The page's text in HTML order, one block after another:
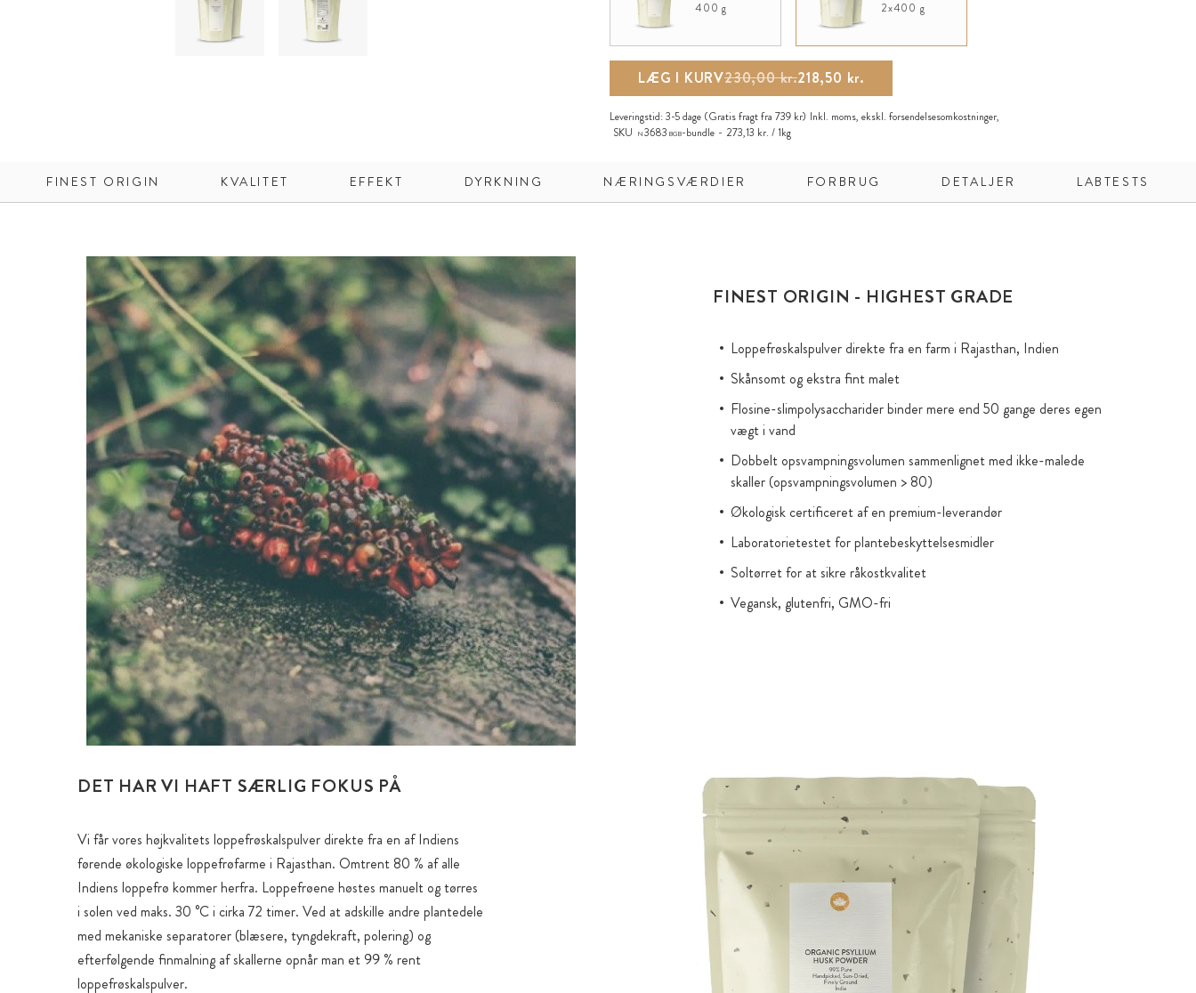
400 g 2x400 g
LÆG I KURV 218,50 kr.
230,00 kr.
Leveringstid: 3-5 dage (Gratis fragt fra 739 kr) Inkl. moms, ekskl. forsendelsesomkostninger,
SKU
N3683 BGB-bundle 273,13 kr. / 1kg
FINEST ORIGIN KVALITET EFFEKT DYRKNING NÆRINGSVÆRDIER FORBRUG DETALJER LABTESTS
FINEST ORIGIN - HIGHEST GRADE
Loppefrøskalspulver direkte fra en farm i Rajasthan, Indien
Skånsomt og ekstra fint malet
Flosine-slimpolysaccharider binder mere end 50 gange deres egen
vægt i vand
Dobbelt opsvampningsvolumen sammenlignet med ikke-malede
skaller (opsvampningsvolumen > 80)
Økologisk certificeret af en premium-leverandør
Laboratorietestet for plantebeskyttelsesmidler
Soltørret for at sikre råkostkvalitet
Vegansk, glutenfri, GMO-fri
DET HAR VI HAFT SÆRLIG FOKUS PÅ
Vi får vores højkvalitets loppefrøskalspulver direkte fra en af Indiens
førende økologiske loppefrøfarme i Rajasthan. Omtrent 80 % af alle
Indiens loppefrø kommer herfra. Loppefrøene høstes manuelt og tørres
i solen ved maks. 30 °C i cirka 72 timer. Ved at adskille andre plantedele
med mekaniske separatorer (blæsere, tyngdekraft, polering) og
efterfølgende finmalning af skallerne opnår man et 99 % rent
loppefrøskalspulver.